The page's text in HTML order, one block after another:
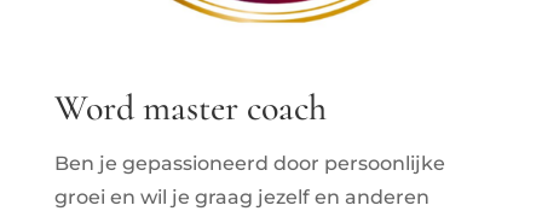
Word master coach
Ben je gepassioneerd door persoonlijke
groei en wil je graag jezelf en anderen